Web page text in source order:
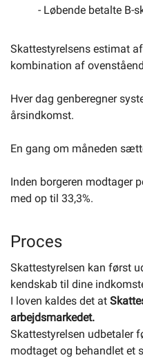
- Løbende betalte B-
Skattestyrelsens estimat
kombination af
Hver dag genberegner
årsindkomst.
En gang om måneden
Inden borgeren modtager
med op til 33,3%.
Proces
Skattestyrelsen kan først
kendskab til dine
I loven kaldes det at
arbejdsmarkedet.
Skattestyrelsen udbetaler
modtaget og behandlet et